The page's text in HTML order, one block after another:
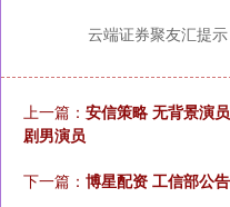
云端证券聚友汇提
上一篇： 安信策略 无背景演
剧男演员
下一篇： 博星配资 工信部公